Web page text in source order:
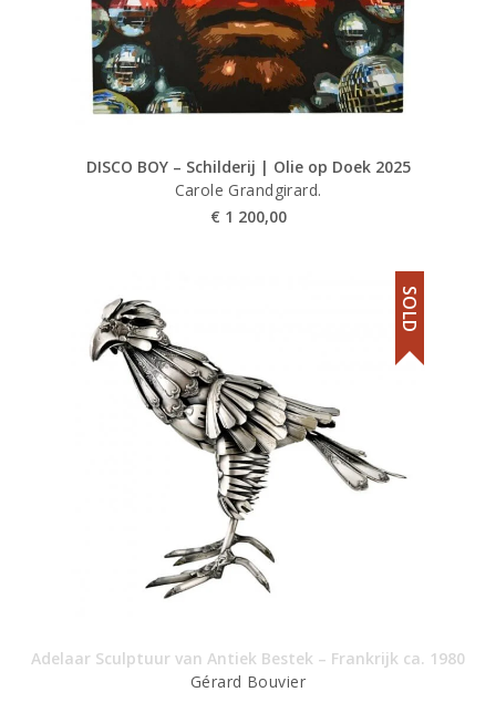
DISCO BOY – Schilderij | Olie op Doek 2025
Carole Grandgirard.
€ 1 200,00
Adelaar Sculptuur van Antiek Bestek – Frankrijk ca. 1980
Gérard Bouvier
SOLD